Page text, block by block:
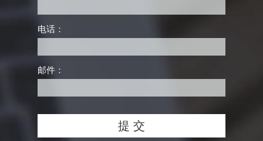
电话：
邮件：